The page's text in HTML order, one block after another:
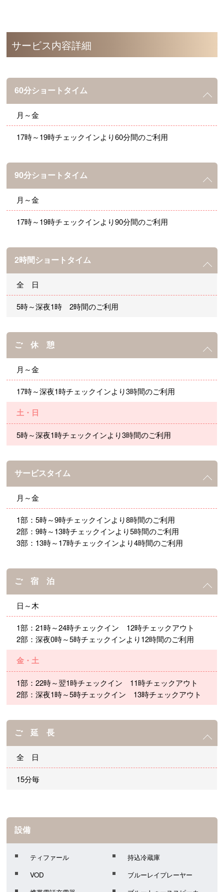
サービス内容詳細
60分ショートタイム
月～金
17時～19時チェックインより60分間のご利用
90分ショートタイム
月～金
17時～19時チェックインより90分間のご利用
2時間ショートタイム
全 日
5時～深夜1時 2時間のご利用
ご 休 憩
月～金
17時～深夜1時チェックインより3時間のご利用
土・日
5時～深夜1時チェックインより3時間のご利用
サービスタイム
月～金
1部：5時～9時チェックインより8時間のご利用
2部：9時～13時チェックインより5時間のご利用
3部：13時～17時チェックインより4時間のご利用
ご 宿 泊
日～木
1部：21時～24時チェックイン 12時チェックアウト
2部：深夜0時～5時チェックインより12時間のご利用
金・土
1部：22時～翌1時チェックイン 11時チェックアウト
2部：深夜1時～5時チェックイン 13時チェックアウト
ご 延 長
全 日
15分毎
設備
ティファール
持込冷蔵庫
VOD
ブルーレイプレーヤー